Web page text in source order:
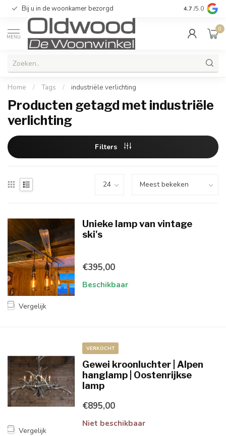
Bij u in de woonkamer bezorgd Kwaliteit &
4.7 /5.0
MENU
0
Home / Tags / industriële verlichting
Producten getagd met industriële
verlichting
Filters
Vergelijk
Unieke lamp van vintage
ski's
€395,00
Beschikbaar
Vergelijk
VERKOCHT
Gewei kroonluchter | Alpen
hanglamp | Oostenrijkse
lamp
€895,00
Niet beschikbaar